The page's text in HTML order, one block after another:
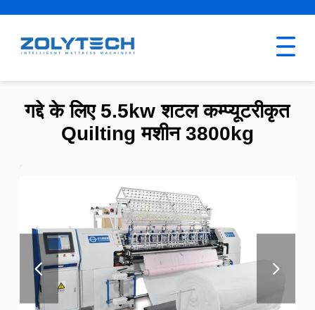
गद्दे के लिए 5.5kw शटल कम्प्यूटरीकृत
Quilting मशीन 3800kg